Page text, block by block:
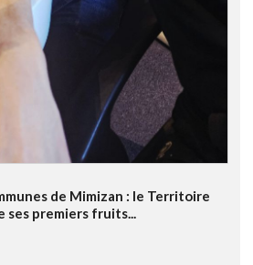
de Mimizan : le Territoire
ses premiers fruits...